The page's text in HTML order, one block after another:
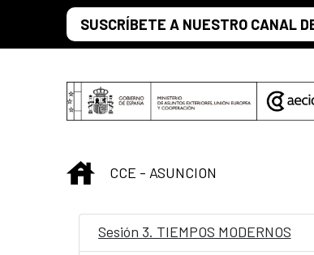
Saltar al contenido principal
SUSCRÍBETE A NUESTRO CANAL
INICIO
CCE - ASUNCION
Sesión 3. TIEMPOS MODERNOS